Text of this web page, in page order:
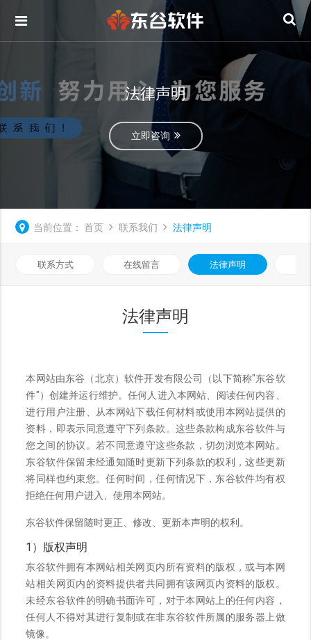
法律声明
立即咨询
当前位置： 首页 联系我们 法律声明
联系方式 在线留言 法律声明
法律声明
本网站由东谷（北京）软件开发有限公司（以下简称"东谷软
件"）创建并运行维护。任何人进入本网站、阅读任何内容、
进行用户注册、从本网站下载任何材料或使用本网站提供的
资料，即表示同意遵守下列条款。这些条款构成东谷软件与
您之间的协议。若不同意遵守这些条款，切勿浏览本网站。
东谷软件保留未经通知随时更新下列条款的权利，这些更新
将同样也约束您。任何时间，任何情况下，东谷软件均有权
拒绝任何用户进入、使用本网站。
东谷软件保留随时更正、修改、更新本声明的权利。
1）版权声明
东谷软件拥有本网站相关网页内所有资料的版权，或与本网
站相关网页内的资料提供者共同拥有该网页内资料的版权。
未经东谷软件的明确书面许可，对于本网站上的任何内容，
任何人不得对其进行复制或在非东谷软件所属的服务器上做
镜像。